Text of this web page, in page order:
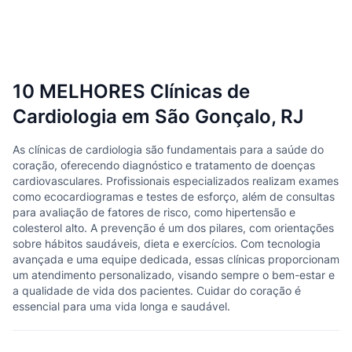
10 MELHORES Clínicas de
Cardiologia em São Gonçalo, RJ
As clínicas de cardiologia são fundamentais para a saúde do
coração, oferecendo diagnóstico e tratamento de doenças
cardiovasculares. Profissionais especializados realizam exames
como ecocardiogramas e testes de esforço, além de consultas
para avaliação de fatores de risco, como hipertensão e
colesterol alto. A prevenção é um dos pilares, com orientações
sobre hábitos saudáveis, dieta e exercícios. Com tecnologia
avançada e uma equipe dedicada, essas clínicas proporcionam
um atendimento personalizado, visando sempre o bem-estar e
a qualidade de vida dos pacientes. Cuidar do coração é
essencial para uma vida longa e saudável.